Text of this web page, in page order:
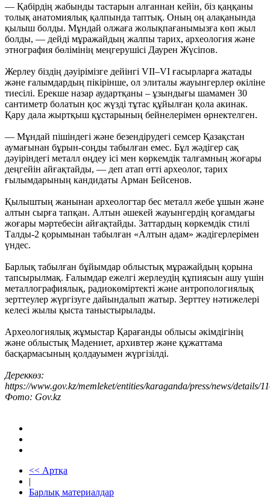
— Қабірдің жабынды тастарын алғаннан кейін, біз қаңқаны
толық анатомиялық қалпында таптық. Оның оң алақанында
қылыш болды. Мұндай олжаға жолықпағанымызға көп жыл
болды, — дейді мұражайдың жалпы тарих, археология және
этнография бөлімінің меңгерушісі Даурен Жүсіпов.
Жерлеу біздің дәуірімізге дейінгі VII–VI ғасырларға жатады
және ғалымдардың пікірінше, ол элиталы жауынгерлер өкіліне
тиесілі. Ерекше назар аудартқаны – ұзындығы шамамен 30
сантиметр болатын қос жүзді тұтас құйылған қола акинак.
Қару дала жыртқыш құстарының бейнелерімен өрнектелген.
— Мұндай пішіндегі және безендірудегі семсер Қазақстан
аумағынан бұрын-соңды табылған емес. Бұл жәдігер сақ
дәуіріндегі металл өңдеу ісі мен көркемдік талғамның жоғары
деңгейін айғақтайды, — деп атап өтті археолог, тарих
ғылымдарының кандидаты Арман Бейсенов.
Қылыштың жанынан археологтар бес металл жебе ұшын және
алтын сырға тапқан. Алтын әшекей жауынгердің қоғамдағы
жоғары мәртебесін айғақтайды. Заттардың көркемдік стилі
Талды-2 қорымынан табылған «Алтын адам» жәдігерлерімен
үндес.
Барлық табылған бұйымдар облыстық мұражайдың қорына
тапсырылмақ. Ғалымдар ежелгі жерлеудің құпиясын ашу үшін
металлографиялық, радиокөміртекті және антропологиялық
зерттеулер жүргізуге дайындалып жатыр. Зерттеу нәтижелері
келесі жылы қыста таныстырылады.
Археологиялық жұмыстар Қарағанды облысы әкімдігінің
және облыстық Мәдениет, архивтер және құжаттама
басқармасының қолдауымен жүргізілді.
Дереккөз:
https://www.gov.kz/memleket/entities/karaganda/press/news/details/
Фото: Gov.kz
<< Артқа
|
Барлық материалдар